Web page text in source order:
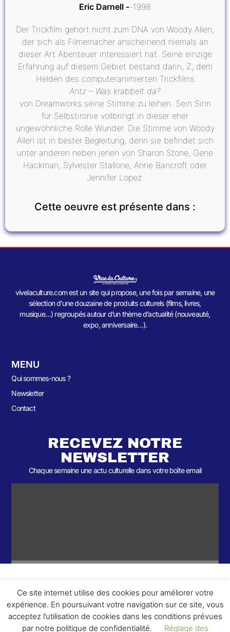
Eric Darnell 1998
Der Trickfilm gehört nicht zum DNA von Woody Allen,
der sich als Filmemacher anscheinend niemals an
dieser Art Abenteuer interessiert hat. Seine einzige
Erfahrung auf diesem Gebiet bestand darin, Z, dem
Helden des computeranimierten Trickfilms
Antz – Was krabbelt da?
von Dreamworks seine Stimme zu leihen. Sein Sinn
für Selbstironie vollbringt in dieser eher
ungewöhnliche Rolle Wunder. Die Stimme von Woody
Allen ist in bester Begleitung, denn sie befindet sich
unter anderen neben jenen von Sharon Stone, Gene
Hackman, Sylvester Stallone, Anne Bancroft oder
Jennifer Lopez.
Cette oeuvre est présente dans :
vivelaculture.com est un site qui propose, une fois par semaine, une
sélection d’une douzaine de produits culturels (films, livres,
musique…) regroupés autour d’un thème d’actualité (nouveauté,
expo, anniversaire…).
MENU
Qui sommes-nous ?
Newsletter
Contact
RECEVEZ NOTRE
NEWSLETTER
Chaque semaine une actu culturelle dans votre boîte email
© 2026- Une collaboration 2 ème Round et Yellowpoly. Tous droits
réservés.
Ce site internet utilise des cookies pour améliorer votre
expérience. En poursuivant votre navigation sur ce site, vous
acceptez l’utilisation de cookies dans les conditions prévues
par notre politique de confidentialité.
Réglage des